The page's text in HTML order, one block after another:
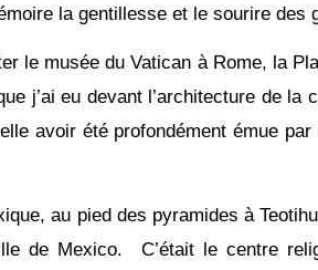
la gentillesse et le sourire des
le musée du Vatican à Rome, la
j’ai eu devant l’architecture de
avoir été profondément émue
au pied des pyramides à
de Mexico. C’était le centre